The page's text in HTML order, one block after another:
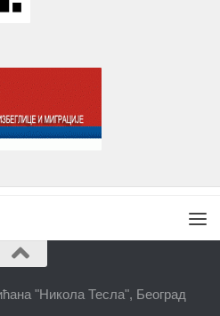
"Никола Тесла", Београд